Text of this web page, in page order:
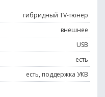
гибридный TV-тюнер
внешнее
USB
есть
есть, поддержка УКВ